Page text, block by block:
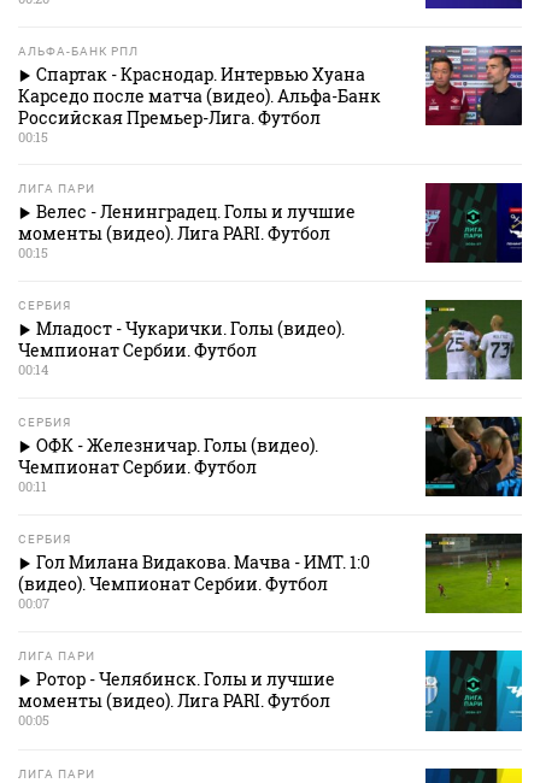
АЛЬФА-БАНК РПЛ
Спартак - Краснодар. Интервью Хуана
Карседо после матча (видео). Альфа-Банк
Российская Премьер-Лига. Футбол
00:15
ЛИГА ПАРИ
Велес - Ленинградец. Голы и лучшие
моменты (видео). Лига PARI. Футбол
00:15
СЕРБИЯ
Младост - Чукарички. Голы (видео).
Чемпионат Сербии. Футбол
00:14
СЕРБИЯ
ОФК - Железничар. Голы (видео).
Чемпионат Сербии. Футбол
00:11
СЕРБИЯ
Гол Милана Видакова. Мачва - ИМТ. 1:0
(видео). Чемпионат Сербии. Футбол
00:07
ЛИГА ПАРИ
Ротор - Челябинск. Голы и лучшие
моменты (видео). Лига PARI. Футбол
00:05
ЛИГА ПАРИ